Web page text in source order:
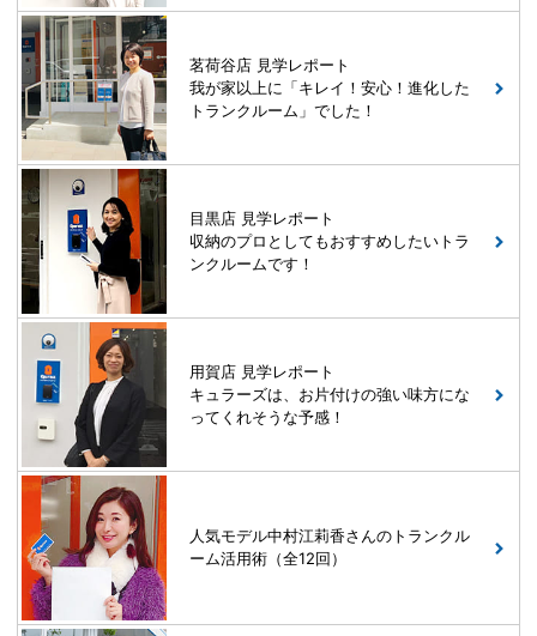
茗荷谷店 見学レポート
我が家以上に「キレイ！安心！進化した
トランクルーム」でした！
目黒店 見学レポート
収納のプロとしてもおすすめしたいトラ
ンクルームです！
用賀店 見学レポート
キュラーズは、お片付けの強い味方にな
ってくれそうな予感！
人気モデル中村江莉香さんのトランクル
ーム活用術（全12回）